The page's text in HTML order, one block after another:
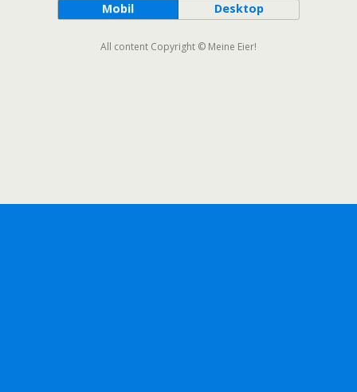
Mobil Desktop
All content Copyright © Meine Eier!